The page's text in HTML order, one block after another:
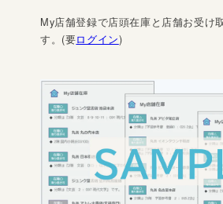
My店舗登録で店頭在庫と店舗お受け
す。(要ログイン)